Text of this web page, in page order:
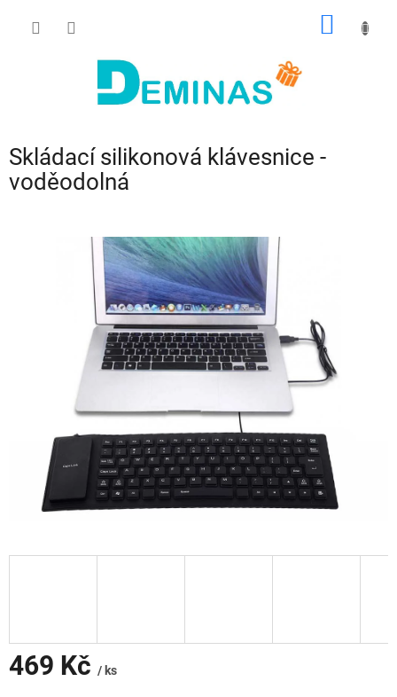
Skládací silikonová klávesnice -
voděodolná
469 Kč / ks